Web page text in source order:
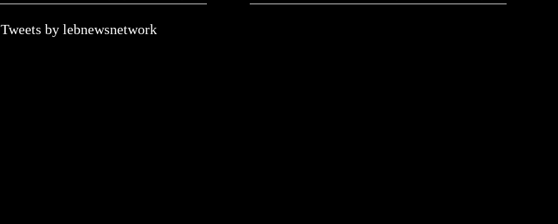
Tweets by lebnewsnetwork